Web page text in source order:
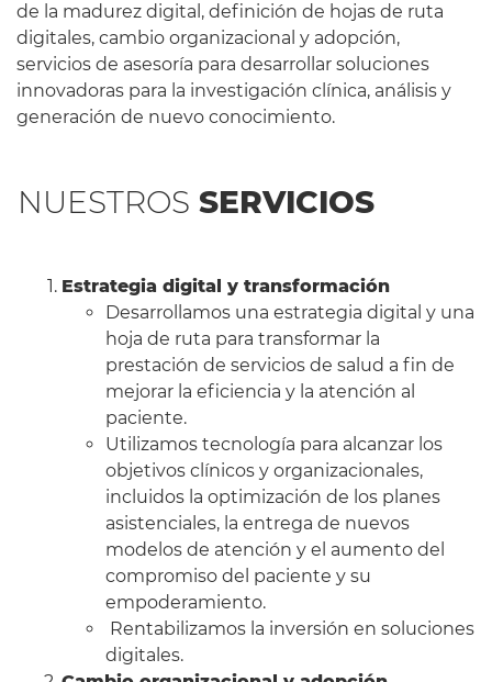
de la madurez digital, definición de hojas de ruta
digitales, cambio organizacional y adopción,
servicios de asesoría para desarrollar soluciones
innovadoras para la investigación clínica, análisis y
generación de nuevo conocimiento.
NUESTROS SERVICIOS
Estrategia digital y transformación
Desarrollamos una estrategia digital y una
hoja de ruta para transformar la
prestación de servicios de salud a fin de
mejorar la eficiencia y la atención al
paciente.
Utilizamos tecnología para alcanzar los
objetivos clínicos y organizacionales,
incluidos la optimización de los planes
asistenciales, la entrega de nuevos
modelos de atención y el aumento del
compromiso del paciente y su
empoderamiento.
Rentabilizamos la inversión en soluciones
digitales.